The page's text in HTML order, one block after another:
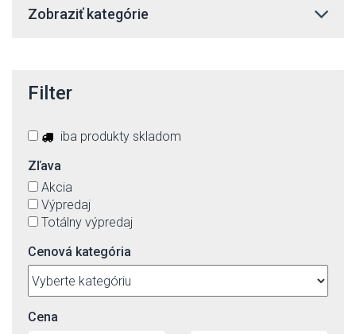
Zobraziť kategórie
Filter
iba produkty skladom
Zľava
Akcia
Výpredaj
Totálny výpredaj
Cenová kategória
Cena